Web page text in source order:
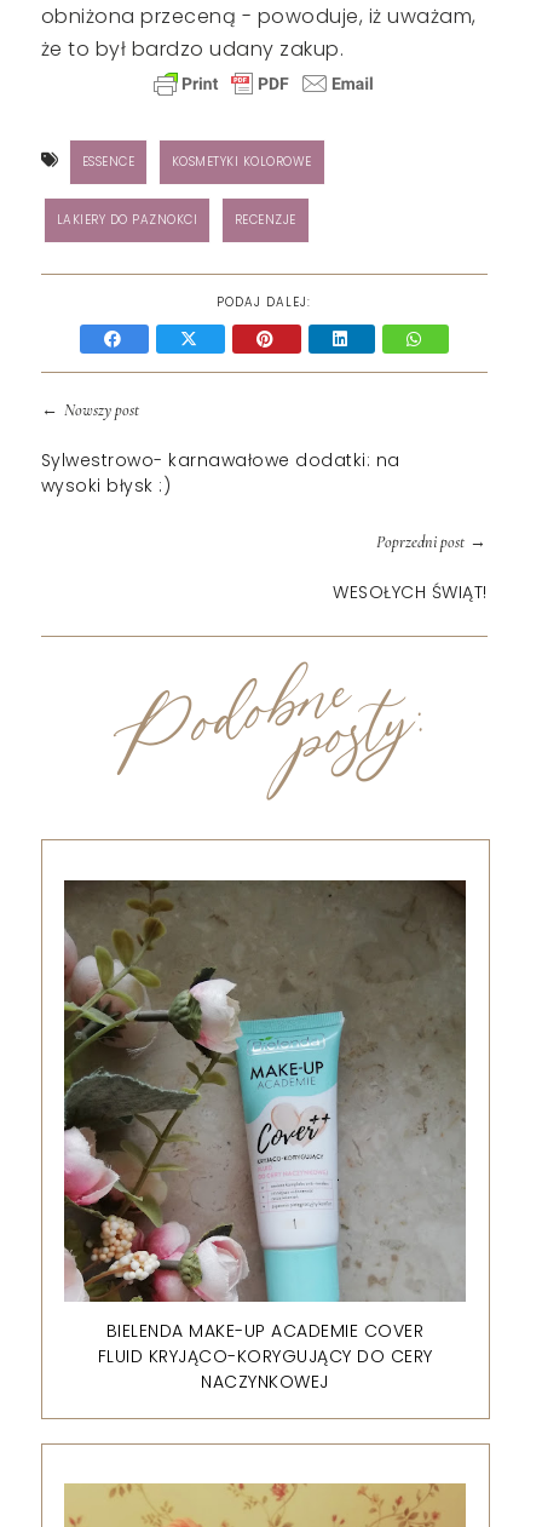
obniżona przeceną - powoduje, iż uważam,
że to był bardzo udany zakup.
ESSENCE KOSMETYKI KOLOROWE
LAKIERY DO PAZNOKCI RECENZJE
PODAJ DALEJ:
← Nowszy post
Sylwestrowo- karnawałowe dodatki: na
wysoki błysk :)
Poprzedni post→
WESOŁYCH ŚWIĄT!
BIELENDA MAKE-UP ACADEMIE COVER
FLUID KRYJĄCO-KORYGUJĄCY DO CERY
NACZYNKOWEJ